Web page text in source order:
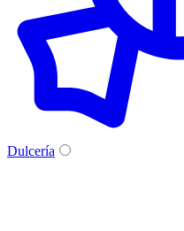
Dulcería